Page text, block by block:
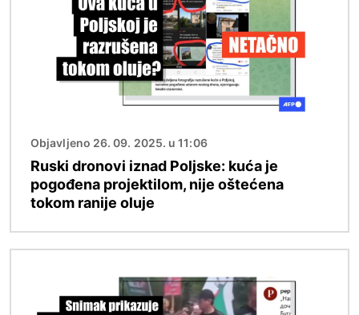
Objavljeno 26. 09. 2025. u 11:06
Ruski dronovi iznad Poljske: kuća je
pogođena projektilom, nije oštećena
tokom ranije oluje